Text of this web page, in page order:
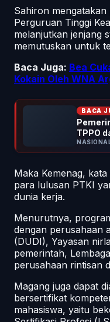
Sahiron
Perguruan Tinggi
melanjutkan jenjang
memutuskan untuk
Baca Juga: Bea
Kokain Oleh WNA
BACA
TPPO
Maka Kemenag,
para lulusan PTKI
dunia kerja.
Menurutnya,
dengan perusahaan
(DUDI), Yayasan
pemerintah,
perusahaan rintisan
Magang juga dapat
bersertifikat
mahasiswa, yaitu